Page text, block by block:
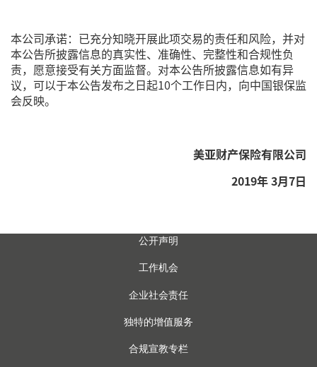
本公司承诺：已充分知晓开展此项交易的责任和风险，并对
本公告所披露信息的真实性、准确性、完整性和合规性负
责，愿意接受有关方面监督。对本公告所披露信息如有异
议，可以于本公告发布之日起10个工作日内，向中国银保监
会反映。
美亚财产保险有限公司
2019年 3月7日
公开声明
工作机会
企业社会责任
独特的增值服务
合规宣教专栏